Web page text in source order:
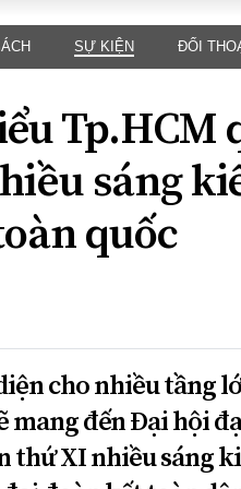
PHÁP LUẬT
luật
Góc nhìn luật gia
Hồ sơ điều tra
An ninh - Hình sự
INFOCUS
SỰ KIỆN ĐỐI
Tp.HCM
sáng
quốc
cho nhiều tầng
mang đến Đại hội
thứ XI nhiều sáng